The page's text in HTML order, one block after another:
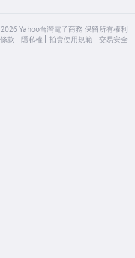
2026 Yahoo台灣電子商務 保留所有權利
款
隱私權 拍賣使用規範 交易安全